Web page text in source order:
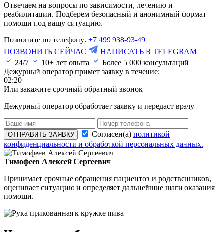
Отвечаем на вопросы по зависимости, лечению и
реабилитации. Подберем безопасный и анонимный формат
помощи под вашу ситуацию.
Позвоните по телефону: +7 499 938-93-49
ПОЗВОНИТЬ СЕЙЧАС
НАПИСАТЬ В TELEGRAM
24/7
10+ лет опыта Более 5 000 консультаций
Дежурный оператор примет заявку в течение:
02:20
Или закажите срочный обратный звонок
Дежурный оператор обработает заявку и передаст врачу
ОТПРАВИТЬ ЗАЯВКУ Согласен(а) политикой
конфиденциальности и обработкой персональных данных.
Тимофеев Алексей Сергеевич
Принимает срочные обращения пациентов и родственников,
оценивает ситуацию и определяет дальнейшие шаги оказания
помощи.